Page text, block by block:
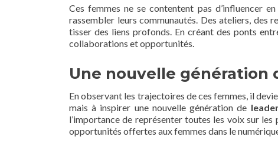
Ces femmes ne se contentent pas d’influencer
rassembler leurs communautés. Des ateliers, des
tisser des liens profonds. En créant des ponts
collaborations et opportunités.
Une nouvelle génération
En observant les trajectoires de ces femmes, il
mais à inspirer une nouvelle génération de
l’importance de représenter toutes les voix sur
opportunités offertes aux femmes dans le